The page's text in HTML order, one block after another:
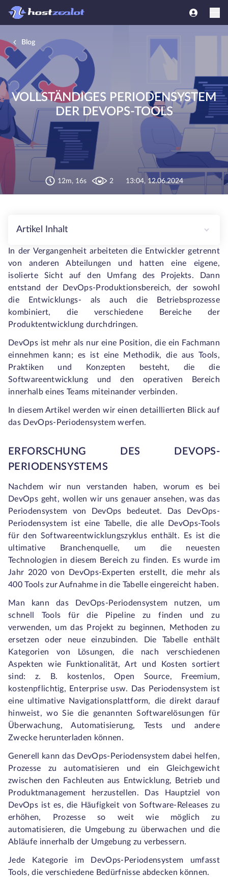
Blog
VOLLSTÄNDIGES PERIODENSYSTEM
DER DEVOPS-TOOLS
12m, 16s 2 13:04, 12.06.2024
Artikel Inhalt
In der Vergangenheit arbeiteten die Entwickler getrennt
von anderen Abteilungen und hatten eine eigene,
isolierte Sicht auf den Umfang des Projekts. Dann
entstand der DevOps-Produktionsbereich, der sowohl
die Entwicklungs- als auch die Betriebsprozesse
kombiniert, die verschiedene Bereiche der
Produktentwicklung durchdringen.
DevOps ist mehr als nur eine Position, die ein Fachmann
einnehmen kann; es ist eine Methodik, die aus Tools,
Praktiken und Konzepten besteht, die die
Softwareentwicklung und den operativen Bereich
innerhalb eines Teams miteinander verbinden.
In diesem Artikel werden wir einen detaillierten Blick auf
das DevOps-Periodensystem werfen.
ERFORSCHUNG DES DEVOPS-
PERIODENSYSTEMS
Nachdem wir nun verstanden haben, worum es bei
DevOps geht, wollen wir uns genauer ansehen, was das
Periodensystem von DevOps bedeutet. Das DevOps-
Periodensystem ist eine Tabelle, die alle DevOps-Tools
für den Softwareentwicklungszyklus enthält. Es ist die
ultimative Branchenquelle, um die neuesten
Technologien in diesem Bereich zu finden. Es wurde im
Jahr 2020 von DevOps-Experten erstellt, die mehr als
400 Tools zur Aufnahme in die Tabelle eingereicht haben.
Man kann das DevOps-Periodensystem nutzen, um
schnell Tools für die Pipeline zu finden und zu
verwenden, um das Projekt zu beginnen, Methoden zu
ersetzen oder neue einzubinden. Die Tabelle enthält
Kategorien von Lösungen, die nach verschiedenen
Aspekten wie Funktionalität, Art und Kosten sortiert
sind: z. B. kostenlos, Open Source, Freemium,
kostenpflichtig, Enterprise usw. Das Periodensystem ist
eine ultimative Navigationsplattform, die direkt darauf
hinweist, wo Sie die genannten Softwarelösungen für
Überwachung, Automatisierung, Tests und andere
Zwecke herunterladen können.
Generell kann das DevOps-Periodensystem dabei helfen,
Prozesse zu automatisieren und ein Gleichgewicht
zwischen den Fachleuten aus Entwicklung, Betrieb und
Produktmanagement herzustellen. Das Hauptziel von
DevOps ist es, die Häufigkeit von Software-Releases zu
erhöhen, Prozesse so weit wie möglich zu
automatisieren, die Umgebung zu überwachen und die
Abläufe innerhalb der Umgebung zu verbessern.
Jede Kategorie im DevOps-Periodensystem umfasst
Tools, die verschiedene Bedürfnisse abdecken können.